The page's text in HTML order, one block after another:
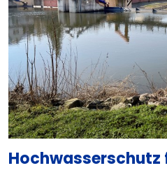
Hochwasserschutz